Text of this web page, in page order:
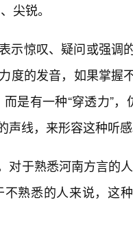
尖锐。
示惊叹、疑问或强调
度的发音，如果掌握
是有一种“穿透力”，
线，来形容这种听感
于熟悉河南方言的
熟悉的人来说，这